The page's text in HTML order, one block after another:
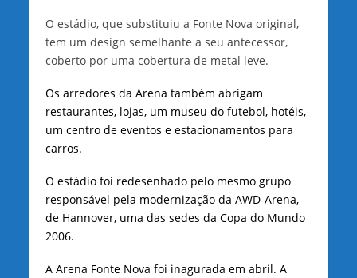
O estádio, que substituiu a Fonte Nova original,
tem um design semelhante a seu antecessor,
coberto por uma cobertura de metal leve.
Os arredores da Arena também abrigam
restaurantes, lojas, um museu do futebol, hotéis,
um centro de eventos e estacionamentos para
carros.
O estádio foi redesenhado pelo mesmo grupo
responsável pela modernização da AWD-Arena,
de Hannover, uma das sedes da Copa do Mundo
2006.
A Arena Fonte Nova foi inagurada em abril. A